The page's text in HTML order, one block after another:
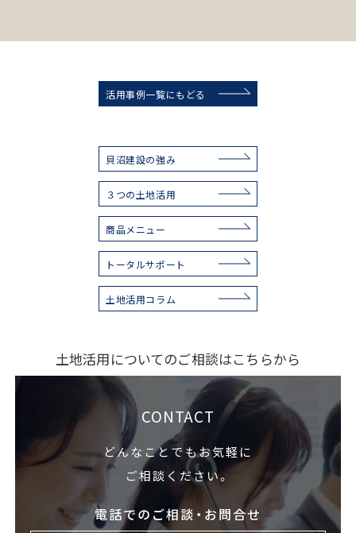
活用事例一覧にもどる
貝沼建設の強み
３つの土地活用
商品メニュー
トータルサポート
土地活用コラム
土地活用についてのご相談はこちらから
CONTACT
どんなことでもお気軽に
ご相談ください。
電話でのご相談・お問合せ